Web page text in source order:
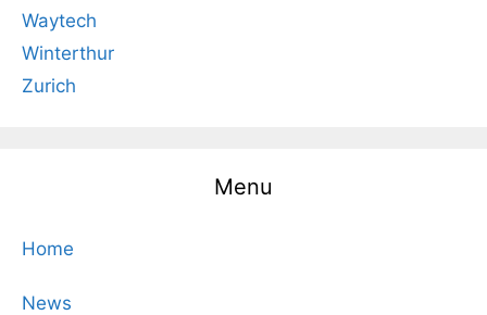
Waytech
Winterthur
Zurich
Menu
Home
News